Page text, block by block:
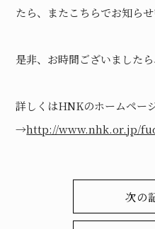
たら、またこちらでお知らせ
是非、お時間ございましたら
詳しくはHNKのホームペー
→http://www.nhk.or.jp/
次の